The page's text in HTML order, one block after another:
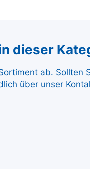
dieser
ab. Sollten
über unser